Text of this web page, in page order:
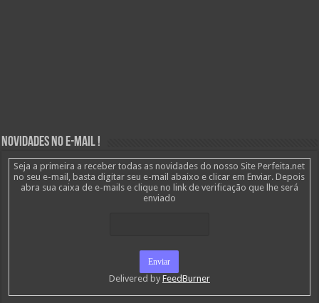
Novidades no E-mail !
Seja a primeira a receber todas as novidades do nosso Site Perfeita.net
no seu e-mail, basta digitar seu e-mail abaixo e clicar em Enviar. Depois
abra sua caixa de e-mails e clique no link de verificação que lhe será
enviado
Delivered by FeedBurner